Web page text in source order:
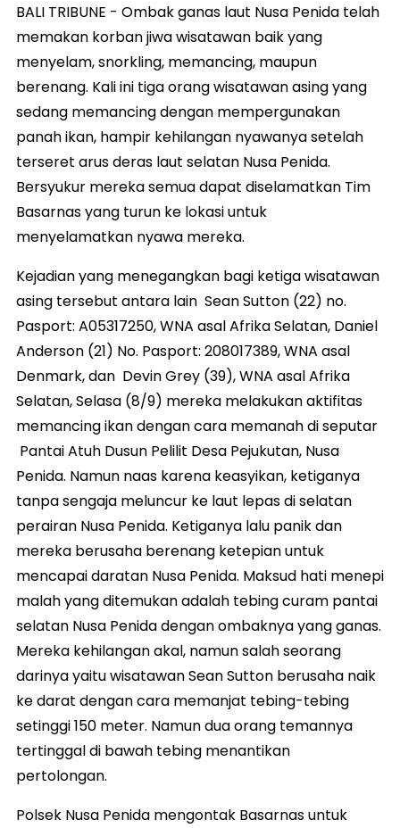
BALI TRIBUNE - Ombak ganas laut Nusa Penida telah
memakan korban jiwa wisatawan baik yang
menyelam, snorkling, memancing, maupun
berenang. Kali ini tiga orang wisatawan asing yang
sedang memancing dengan mempergunakan
panah ikan, hampir kehilangan nyawanya setelah
terseret arus deras laut selatan Nusa Penida.
Bersyukur mereka semua dapat diselamatkan Tim
Basarnas yang turun ke lokasi untuk
menyelamatkan nyawa mereka.
Kejadian yang menegangkan bagi ketiga wisatawan
asing tersebut antara lain Sean Sutton (22) no.
Pasport: A05317250, WNA asal Afrika Selatan, Daniel
Anderson (21) No. Pasport: 208017389, WNA asal
Denmark, dan Devin Grey (39), WNA asal Afrika
Selatan, Selasa (8/9) mereka melakukan aktifitas
memancing ikan dengan cara memanah di seputar
Pantai Atuh Dusun Pelilit Desa Pejukutan, Nusa
Penida. Namun naas karena keasyikan, ketiganya
tanpa sengaja meluncur ke laut lepas di selatan
perairan Nusa Penida. Ketiganya lalu panik dan
mereka berusaha berenang ketepian untuk
mencapai daratan Nusa Penida. Maksud hati menepi
malah yang ditemukan adalah tebing curam pantai
selatan Nusa Penida dengan ombaknya yang ganas.
Mereka kehilangan akal, namun salah seorang
darinya yaitu wisatawan Sean Sutton berusaha naik
ke darat dengan cara memanjat tebing-tebing
setinggi 150 meter. Namun dua orang temannya
tertinggal di bawah tebing menantikan
pertolongan.
Polsek Nusa Penida mengontak Basarnas untuk